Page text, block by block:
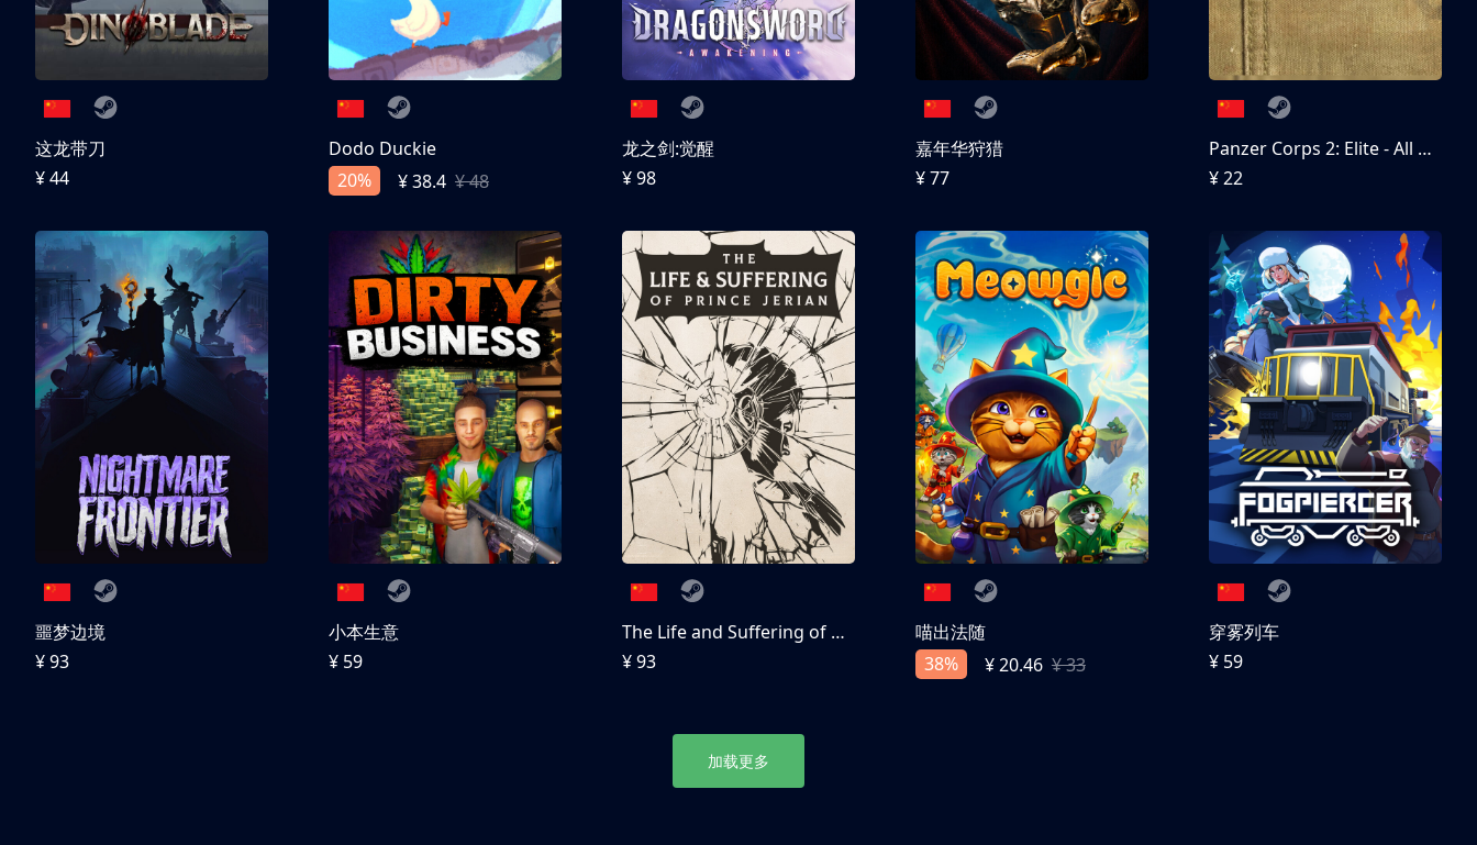
这龙带刀
¥ 44
Dodo Duckie
20%
¥ 38.4 ¥ 48
龙之剑:觉醒
¥ 98
嘉年华狩猎
¥ 77
Panzer Corps 2: Elite - All American
¥ 22
噩梦边境
¥ 93
小本生意
¥ 59
The Life and Suffering of Prince Jerian
¥ 93
喵出法随
38%
¥ 20.46 ¥ 33
穿雾列车
¥ 59
加载更多